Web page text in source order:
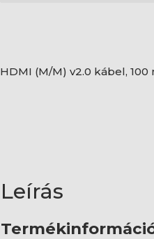
HDMI (M/M) v2.0 kábel, 100
Leírás